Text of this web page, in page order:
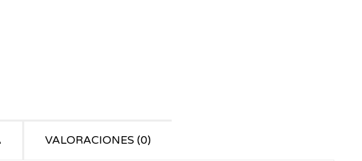
VALORACIONES (0)